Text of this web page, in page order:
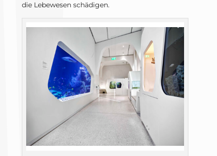
die Lebewesen schädigen.